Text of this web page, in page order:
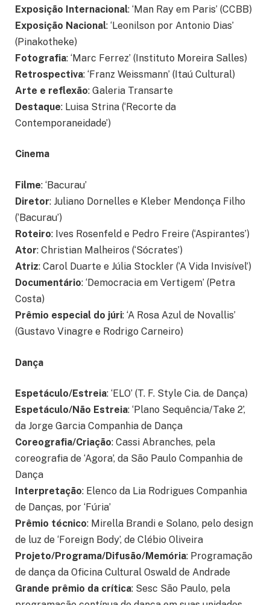
Exposição Internacional: ‘Man Ray em Paris’ (CCBB)
Exposição Nacional: ‘Leonilson por Antonio Dias’
(Pinakotheke)
Fotografia: ‘Marc Ferrez’ (Instituto Moreira Salles)
Retrospectiva: ‘Franz Weissmann’ (Itaú Cultural)
Arte e reflexão: Galeria Transarte
Destaque: Luisa Strina (‘Recorte da
Contemporaneidade’)
Cinema
Filme: ‘Bacurau’
Diretor: Juliano Dornelles e Kleber Mendonça Filho
(‘Bacurau’)
Roteiro: Ives Rosenfeld e Pedro Freire (‘Aspirantes’)
Ator: Christian Malheiros (‘Sócrates’)
Atriz: Carol Duarte e Júlia Stockler (‘A Vida Invisível’)
Documentário: ‘Democracia em Vertigem’ (Petra
Costa)
Prêmio especial do júri: ‘A Rosa Azul de Novallis’
(Gustavo Vinagre e Rodrigo Carneiro)
Dança
Espetáculo/Estreia: ‘ELO’ (T. F. Style Cia. de Dança)
Espetáculo/Não Estreia: ‘Plano Sequência/Take 2’,
da Jorge Garcia Companhia de Dança
Coreografia/Criação: Cassi Abranches, pela
coreografia de ‘Agora’, da São Paulo Companhia de
Dança
Interpretação: Elenco da Lia Rodrigues Companhia
de Danças, por ‘Fúria’
Prêmio técnico: Mirella Brandi e Solano, pelo design
de luz de ‘Foreign Body’, de Clébio Oliveira
Projeto/Programa/Difusão/Memória: Programação
de dança da Oficina Cultural Oswald de Andrade
Grande prêmio da crítica: Sesc São Paulo, pela